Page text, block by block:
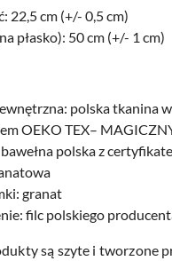
22,5 cm (+/- 0,5 cm)
płasko): 50 cm (+/- 1 cm)
polska tkanina
OEKO TEX–
polska z
granat
filc polskiego
są szyte i tworzone